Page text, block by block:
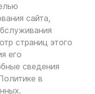
сайта,
страниц этого
его
сведения
в
.
17А
до 19:00
сайта защищена законом